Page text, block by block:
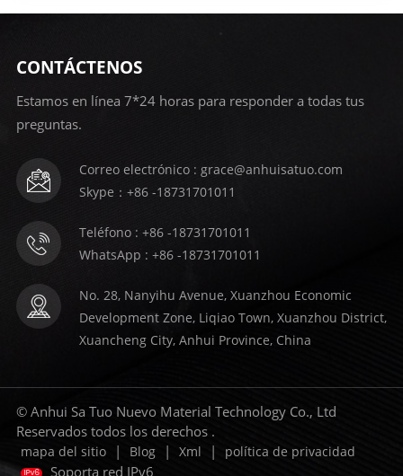
CONTÁCTENOS
Estamos en línea 7*24 horas para responder a todas tus
preguntas.
Correo electrónico : grace@anhuisatuo.com
Skype：+86 -18731701011
Teléfono : +86 -18731701011
WhatsApp : +86 -18731701011
No. 28, Nanyihu Avenue, Xuanzhou Economic
Development Zone, Liqiao Town, Xuanzhou District,
Xuancheng City, Anhui Province, China
© Anhui Sa Tuo Nuevo Material Technology Co., Ltd
Reservados todos los derechos .
mapa del sitio | Blog | Xml | política de privacidad
Soporta red IPv6